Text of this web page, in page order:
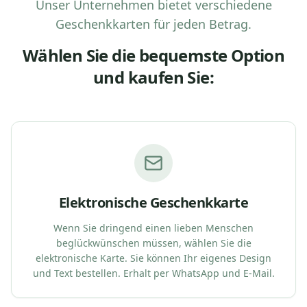
Unser Unternehmen bietet verschiedene
Geschenkkarten für jeden Betrag.
Wählen Sie die bequemste Option
und kaufen Sie:
Elektronische Geschenkkarte
Wenn Sie dringend einen lieben Menschen
beglückwünschen müssen, wählen Sie die
elektronische Karte. Sie können Ihr eigenes Design
und Text bestellen. Erhalt per WhatsApp und E-Mail.